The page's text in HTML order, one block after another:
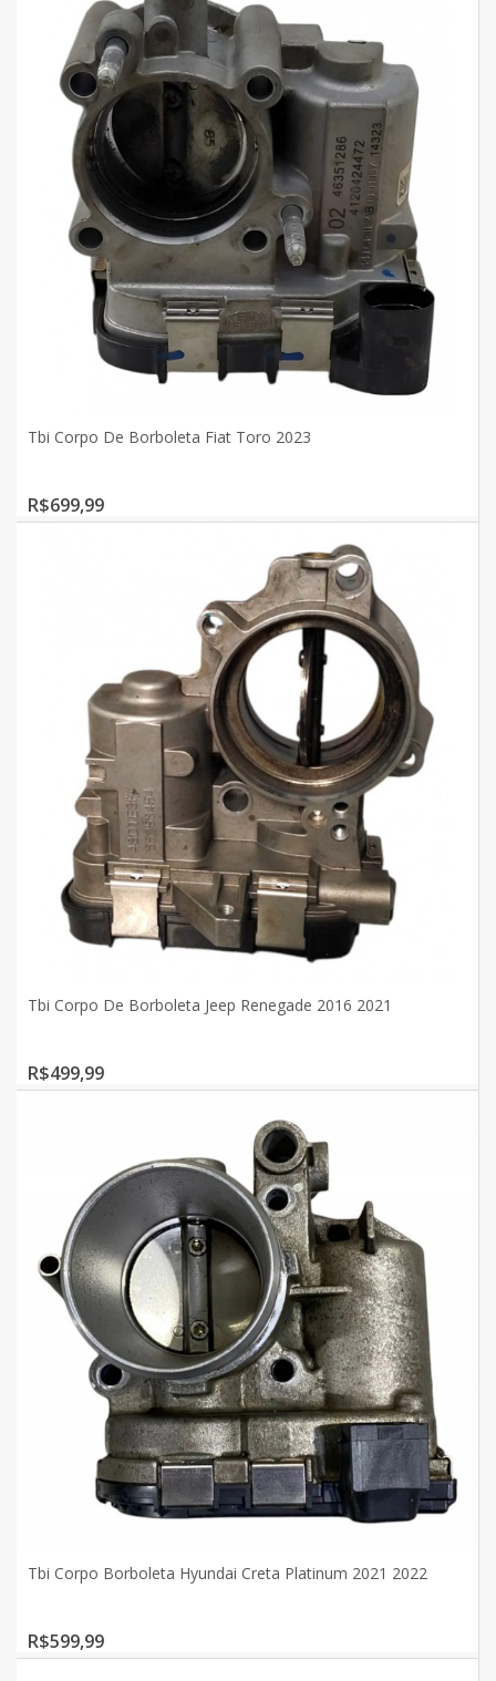
Tbi Corpo De Borboleta Fiat Toro 2023
R$699,99
Tbi Corpo De Borboleta Jeep Renegade 2016 2021
R$499,99
Tbi Corpo Borboleta Hyundai Creta Platinum 2021 2022
R$599,99